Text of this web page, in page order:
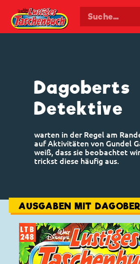
Walt Disneys
Dagoberts
Detektive
warten in der Regel am
auf Aktivitäten von Gundel
weiß, dass sie beobachtet
trickst diese häufig aus.
AUSGABEN MIT